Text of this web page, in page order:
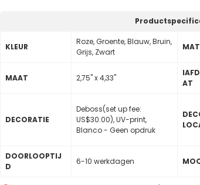
KLEUR
Roze, Groente, Blauw, Bruin,
Grijs, Zwart
MAAT 2,75" x 4,33"
AT
DECORATIE
Deboss(set up fee:
US$30.00), UV-print,
Blanco - Geen opdruk
DOORLOOPTIJ
D
6-10 werkdagen